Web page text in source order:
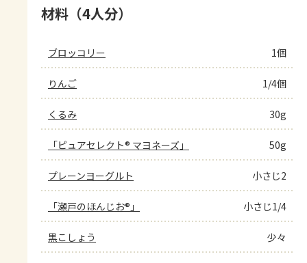
材料（4人分）
ブロッコリー 1個
りんご 1/4個
くるみ 30g
「ピュアセレクト® マヨネーズ」 50g
プレーンヨーグルト 小さじ2
「瀬戸のほんじお®」 小さじ1/4
黒こしょう 少々